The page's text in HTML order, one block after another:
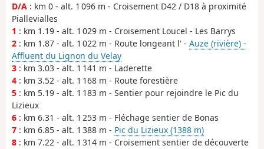
D/A : km 0 - alt. 1 096 m - Croisement D42 / D18 à proximité
Piallevialles
1 : km 1.19 - alt. 1 029 m - Croisement Loucel - Les Barrys
2 : km 1.87 - alt. 1 022 m - Route longeant l' - Auze (rivière) -
Affluent du Lignon du Velay
3 : km 3.03 - alt. 1 141 m - Laderette
4 : km 3.52 - alt. 1 168 m - Route forestière
5 : km 5.19 - alt. 1 183 m - Sentier pour rejoindre le Pic du
Lizieux
6 : km 6.31 - alt. 1 253 m - Fléchage sentier de Bonas
7 : km 6.85 - alt. 1 388 m - Pic du Lizieux (1388 m)
8 : km 7.22 - alt. 1 314 m - Croisement sentier de découverte